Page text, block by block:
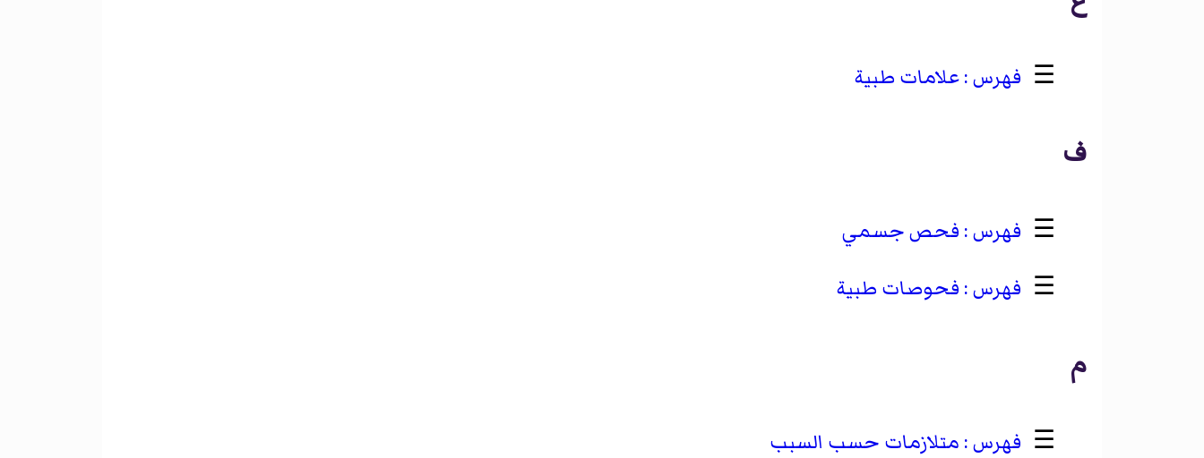
☰ علامات طبية
ف
☰
فحص جسمي
☰
فحوصات طبية
م
☰ متلازمات حسب السبب